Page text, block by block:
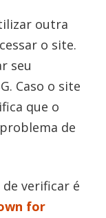
outra
o site.
seu
Caso o site
que o
de
verificar é
for